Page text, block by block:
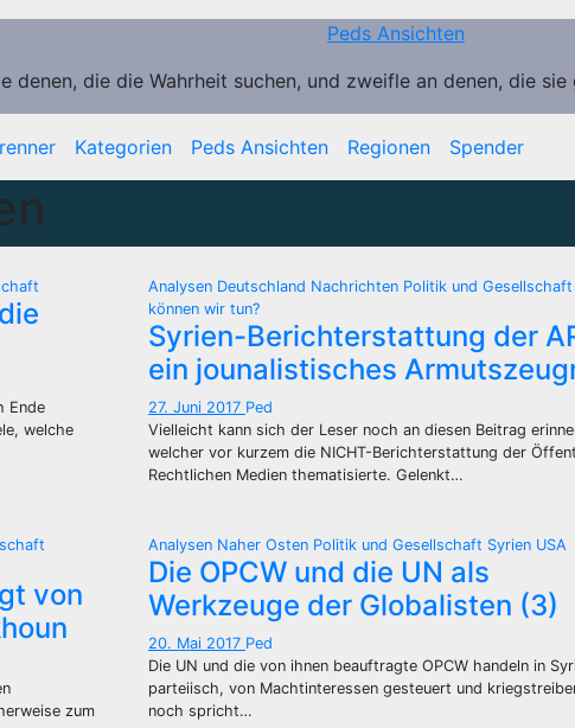
Peds Ansichten
denen, die die Wahrheit suchen, und zweifle an denen, die
Kategorien Peds Ansichten Regionen Spender
Ende
welche
Analysen Deutschland Nachrichten Politik und Gesellschaft
können wir tun?
Syrien-Berichterstattung der
ein jounalistisches
27. Juni 2017 Ped
Vielleicht kann sich der Leser noch an diesen Beitrag
welcher vor kurzem die NICHT-Berichterstattung der
Rechtlichen Medien thematisierte. Gelenkt…
von
zum
Analysen Naher Osten Politik und Gesellschaft Syrien USA
Die OPCW und die UN als
Werkzeuge der Globalisten (3)
20. Mai 2017 Ped
Die UN und die von ihnen beauftragte OPCW handeln in
parteiisch, von Machtinteressen gesteuert und
noch spricht…